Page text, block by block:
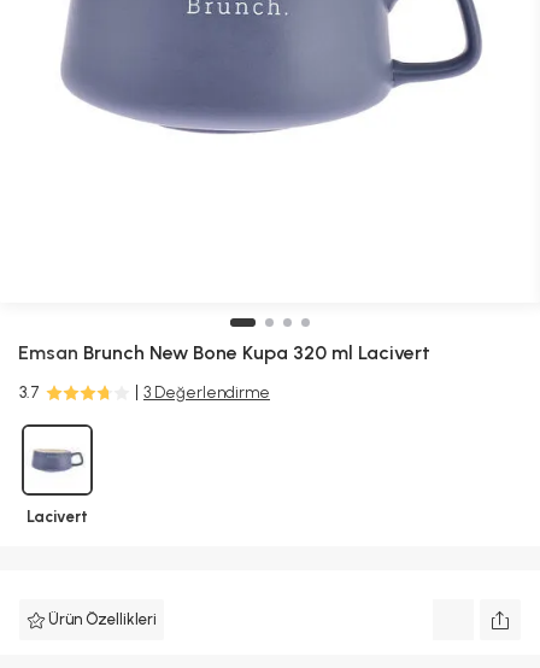
Emsan Brunch New Bone Kupa 320 ml Lacivert
3.7 3 Değerlendirme
Lacivert
Ürün Özellikleri